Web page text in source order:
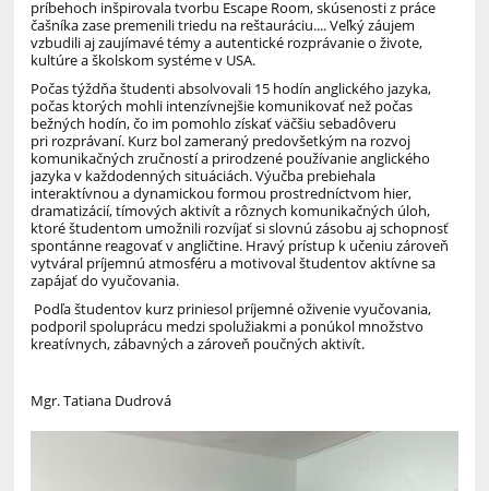
príbehoch inšpirovala tvorbu Escape Room,skúsenosti z práce
čašníka zase premenili triedu na reštauráciu....Veľký záujem
vzbudili aj zaujímavé témy a autentické rozprávanie o živote,
kultúre a školskom systéme v USA.
Počas týždňa študenti absolvovali 15 hodín anglického jazyka,
počas ktorých mohli intenzívnejšie komunikovať než počas
bežných hodín, čo im pomohlo získať väčšiu sebadôveru
pri rozprávaní. Kurz bol zameraný predovšetkým na rozvoj
komunikačných zručností a prirodzené používanie anglického
jazykav každodenných situáciách. Výučba prebiehala
interaktívnou a dynamickou formou prostredníctvom hier,
dramatizácií, tímových aktivít a rôznych komunikačných úloh,
ktoré študentom umožnili rozvíjať si slovnú zásobu aj schopnosť
spontánne reagovať v angličtine. Hravý prístup k učeniu zároveň
vytváral príjemnú atmosféru a motivoval študentov aktívne sa
zapájať do vyučovania.
Podľa študentov kurz priniesol príjemné oživenie vyučovania,
podporil spoluprácu medzi spolužiakmi a ponúkol množstvo
kreatívnych, zábavných a zároveň poučných aktivít.
Mgr. Tatiana Dudrová